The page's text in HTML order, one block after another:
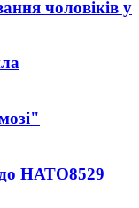
чоловіків у
до НАТО8529